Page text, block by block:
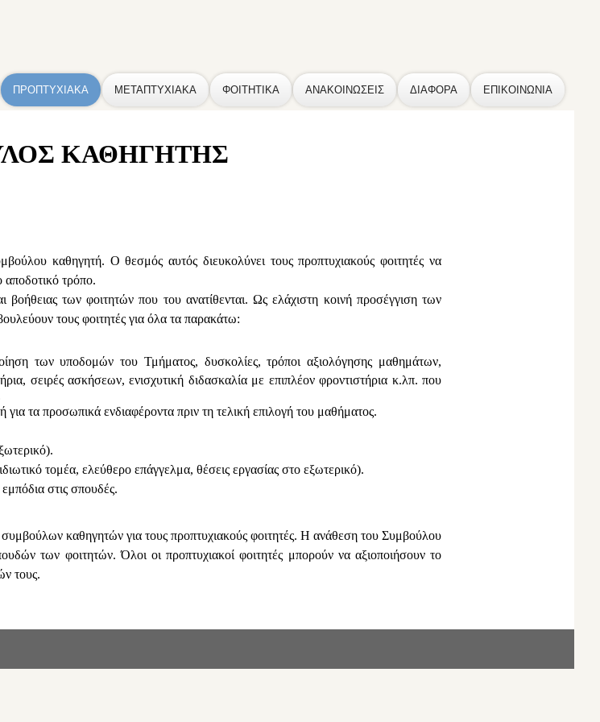
ΠΡΟΠΤΥΧΙΑΚΑ ΜΕΤΑΠΤΥΧΙΑΚΑ ΦΟΙΤΗΤΙΚΑ ΑΝΑΚΟΙΝΩΣΕΙΣ ΔΙΑΦΟΡΑ ΕΠΙΚΟΙΝΩΝΙΑ
ΚΑΘΗΓΗΤΗΣ
καθηγητή. Ο θεσμός αυτός διευκολύνει τους προπτυχιακούς φοιτητές να
αποδοτικό τρόπο.
των φοιτητών που του ανατίθενται. Ως ελάχιστη κοινή προσέγγιση των
τους φοιτητές για όλα τα παρακάτω:
των υποδομών του Τμήματος, δυσκολίες, τρόποι αξιολόγησης μαθημάτων,
σειρές ασκήσεων, ενισχυτική διδασκαλία με επιπλέον φροντιστήρια κ.λπ. που
τα προσωπικά ενδιαφέροντα πριν τη τελική επιλογή του μαθήματος.
τομέα, ελεύθερο επάγγελμα, θέσεις εργασίας στο εξωτερικό).
στις σπουδές.
συμβούλων καθηγητών για τους προπτυχιακούς φοιτητές. Η ανάθεση του Συμβούλου
των φοιτητών. Όλοι οι προπτυχιακοί φοιτητές μπορούν να αξιοποιήσουν το
τους.